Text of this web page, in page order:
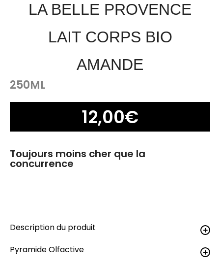
LA BELLE PROVENCE
LAIT CORPS BIO
AMANDE
250ML
12,00€
Toujours moins cher que la
concurrence
Description du produit
Pyramide Olfactive